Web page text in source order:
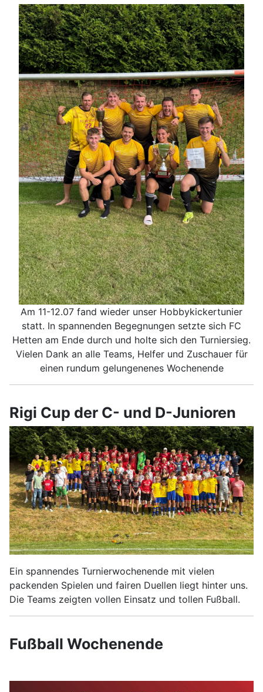
Am 11-12.07 fand wieder unser Hobbykickertunier
statt. In spannenden Begegnungen setzte sich FC
Hetten am Ende durch und holte sich den Turniersieg.
Vielen Dank an alle Teams, Helfer und Zuschauer für
einen rundum gelungenenes Wochenende
Rigi Cup der C- und D-Junioren
Ein spannendes Turnierwochenende mit vielen
packenden Spielen und fairen Duellen liegt hinter uns.
Die Teams zeigten vollen Einsatz und tollen Fußball.
Fußball Wochenende